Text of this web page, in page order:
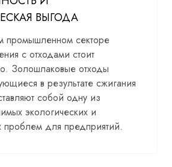
ВЫГОДА
промышленном секторе
с отходами стоит
Золошлаковые отходы
в результате сжигания
собой одну из
экологических и
проблем для предприятий.